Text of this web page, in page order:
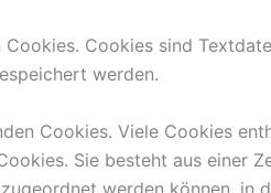
Cookies sind
werden.
Cookies. Viele Cookies
Sie besteht aus einer
werden können, in